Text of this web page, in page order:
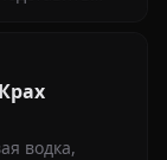
лиц
водка,